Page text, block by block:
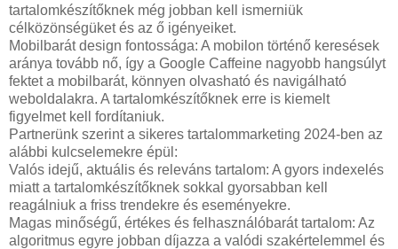
tartalomkészítőknek még jobban kell ismerniük
célközönségüket és az ő igényeiket.
Mobilbarát design fontossága: A mobilon történő keresések
aránya tovább nő, így a Google Caffeine nagyobb hangsúlyt
fektet a mobilbarát, könnyen olvasható és navigálható
weboldalakra. A tartalomkészítőknek erre is kiemelt
figyelmet kell fordítaniuk.
Partnerünk szerint a sikeres tartalommarketing 2024-ben az
alábbi kulcselemekre épül:
Valós idejű, aktuális és releváns tartalom: A gyors indexelés
miatt a tartalomkészítőknek sokkal gyorsabban kell
reagálniuk a friss trendekre és eseményekre.
Magas minőségű, értékes és felhasználóbarát tartalom: Az
algoritmus egyre jobban díjazza a valódi szakértelemmel és